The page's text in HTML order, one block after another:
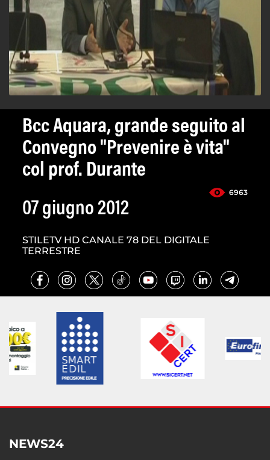
Bcc Aquara, grande seguito al
Convegno "Prevenire è vita"
col prof. Durante
6963
07 giugno 2012
STILETV HD CANALE 78 DEL DIGITALE
TERRESTRE
NEWS24